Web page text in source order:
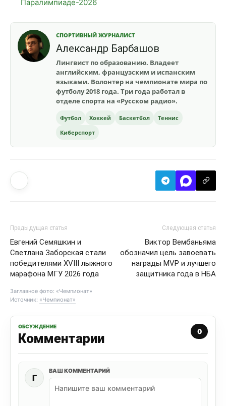
Паралимпиаде-2026
СПОРТИВНЫЙ ЖУРНАЛИСТ
Александр Барбашов
Лингвист по образованию. Владеет
английским, французским и испанским
языками. Волонтер на чемпионате мира по
футболу 2018 года. Три года работал в
отделе спорта на «Русском радио».
Футбол Хоккей Баскетбол
Теннис
Киберспорт
Предыдущая статья
Евгений Семяшкин и
Светлана Заборская стали
победителями XVIII лыжного
марафона МГУ 2026 года
Следующая статья
Виктор Вембаньяма
обозначил цель завоевать
награды MVP и лучшего
защитника года в НБА
Заглавное фото: «Чемпионат»
Источник: «Чемпионат»
ОБСУЖДЕНИЕ
Комментарии 0
Г
ВАШ КОММЕНТАРИЙ